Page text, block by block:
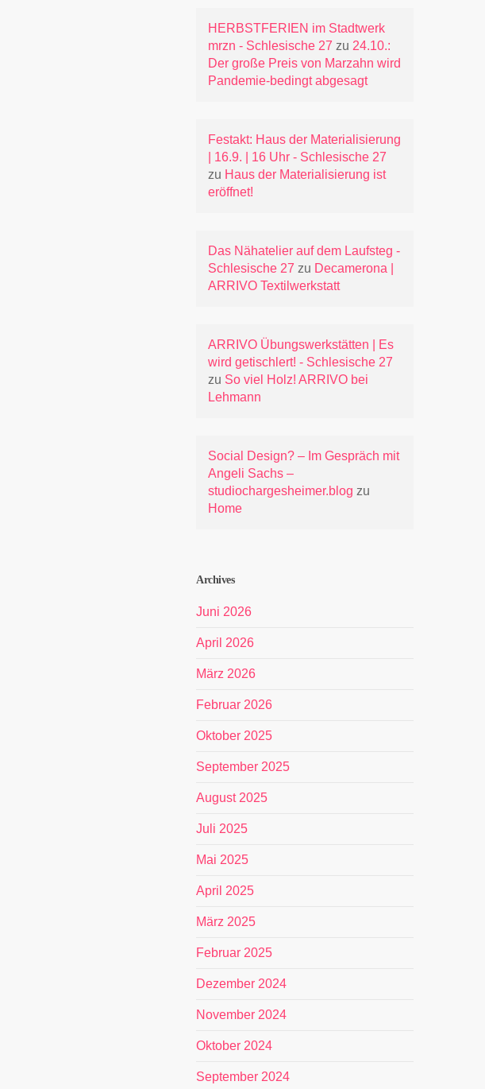
HERBSTFERIEN im Stadtwerk
mrzn - Schlesische 27 zu 24.10.:
Der große Preis von Marzahn wird
Pandemie-bedingt abgesagt
Festakt: Haus der Materialisierung
| 16.9. | 16 Uhr - Schlesische 27
zu Haus der Materialisierung ist
eröffnet!
Das Nähatelier auf dem Laufsteg -
Schlesische 27 zu Decamerona |
ARRIVO Textilwerkstatt
ARRIVO Übungswerkstätten | Es
wird getischlert! - Schlesische 27
zu So viel Holz! ARRIVO bei
Lehmann
Social Design? – Im Gespräch mit
Angeli Sachs –
studiochargesheimer.blog zu
Home
Archives
Juni 2026
April 2026
März 2026
Februar 2026
Oktober 2025
September 2025
August 2025
Juli 2025
Mai 2025
April 2025
März 2025
Februar 2025
Dezember 2024
November 2024
Oktober 2024
September 2024